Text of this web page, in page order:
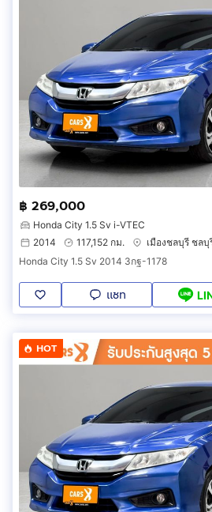
฿ 269,000
Honda City 1.5 Sv i-VTEC
2014
117,152 กม.
เมืองชลบุรี ชลบุ
Honda City 1.5 Sv 2014 3กฐ-1178
แชท
HOT